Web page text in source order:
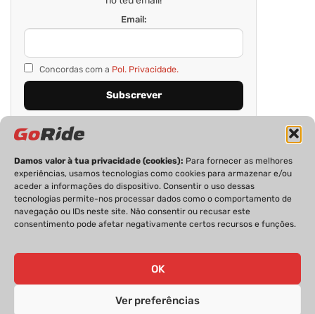
Damos valor à tua privacidade (cookies): Para fornecer as melhores
experiências, usamos tecnologias como cookies para armazenar e/ou
aceder a informações do dispositivo. Consentir o uso dessas
tecnologias permite-nos processar dados como o comportamento de
navegação ou IDs neste site. Não consentir ou recusar este
consentimento pode afetar negativamente certos recursos e funções.
OK
Ver preferências
Email:
Concordas com a Pol. Privacidade.
PRIVACIDADE FICHA TÉCNICA
ESTATUTO EDITORIAL